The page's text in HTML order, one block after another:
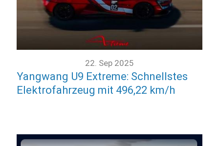
22. Sep 2025
Yangwang U9 Extreme: Schnellstes
Elektrofahrzeug mit 496,22 km/h